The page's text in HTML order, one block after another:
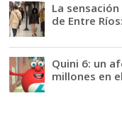
La
de Entre
Quini 6: un
millones en